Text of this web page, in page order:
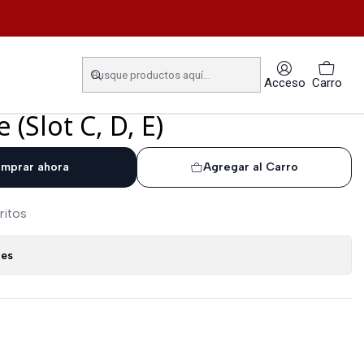
Acceso Carro
output 6 x DI / DO programmable (Slot C, D, E)
B1-V VACON Extension card
6 x DI / DO
C, D, E)
Agregar al Carro
ahora